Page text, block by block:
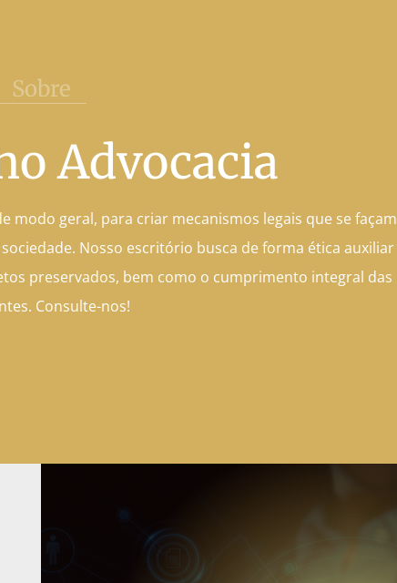
Sobre
Advocacia
modo geral, para criar mecanismos legais que se façam
Nosso escritório busca de forma ética auxiliar
preservados, bem como o cumprimento integral das
Consulte-nos!